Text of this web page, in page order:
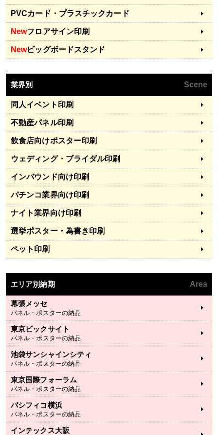
PVCカード・プラスチックカード
Newフロアサイン印刷
Newビッグボードスタンド
業界別 Scene
同人イベント印刷
不動産パネル印刷
飲食店向けポスター印刷
ウェディング・ブライダル印刷
インバウンド向け印刷
パチンコ業界向け印刷
ナイト業界向け印刷
選挙ポスター・為書き印刷
ペット印刷
エリア別納期 Area
幕張メッセ
パネル・ポスターの納品
東京ビックサイト
パネル・ポスターの納品
池袋サンシャインシティ
パネル・ポスターの納品
東京国際フォーラム
パネル・ポスターの納品
パシフィコ横浜
パネル・ポスターの納品
インテックス大阪